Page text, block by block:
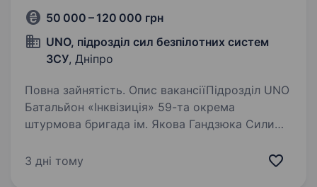
50 000 – 120 000 грн
UNO, підрозділ сил безпілотних систем
ЗСУ, Дніпро
Повна зайнятість. Опис вакансіїПідрозділ UNO
Батальйон «Інквізиція» 59-та окрема
штурмова бригада ім. Якова Гандзюка Сили
UNO — новостворений підрозділ
3 дні тому